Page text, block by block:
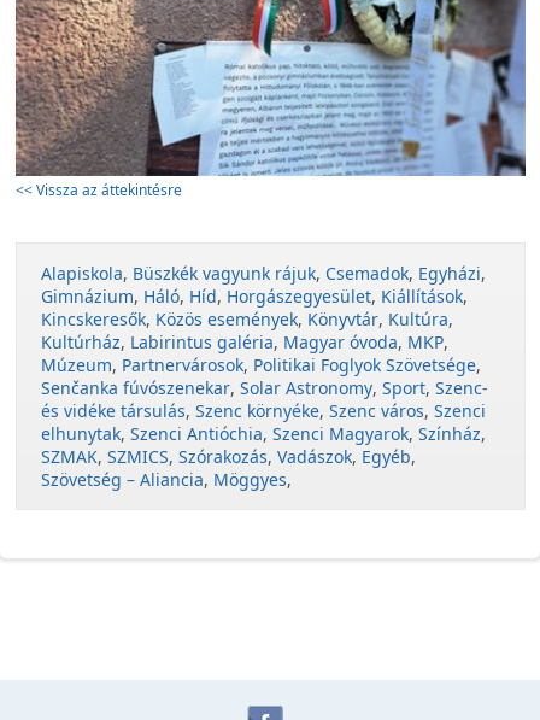
<< Vissza az áttekintésre
Alapiskola, Büszkék vagyunk rájuk, Csemadok, Egyházi,
Gimnázium, Háló, Híd, Horgászegyesület, Kiállítások,
Kincskeresők, Közös események, Könyvtár, Kultúra,
Kultúrház, Labirintus galéria, Magyar óvoda, MKP,
Múzeum, Partnervárosok, Politikai Foglyok Szövetsége,
Senčanka fúvószenekar, Solar Astronomy, Sport, Szenc-
és vidéke társulás, Szenc környéke, Szenc város, Szenci
elhunytak, Szenci Antióchia, Szenci Magyarok, Színház,
SZMAK, SZMICS, Szórakozás, Vadászok, Egyéb,
Szövetség – Aliancia, Möggyes,